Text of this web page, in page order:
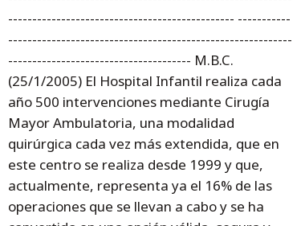
----------------------------------------------- -----------
-----------------------------------------------------------
-------------------------------------- M.B.C.
(25/1/2005) El Hospital Infantil realiza cada
año 500 intervenciones mediante Cirugía
Mayor Ambulatoria, una modalidad
quirúrgica cada vez más extendida, que en
este centro se realiza desde 1999 y que,
actualmente, representa ya el 16% de las
operaciones que se llevan a cabo y se ha